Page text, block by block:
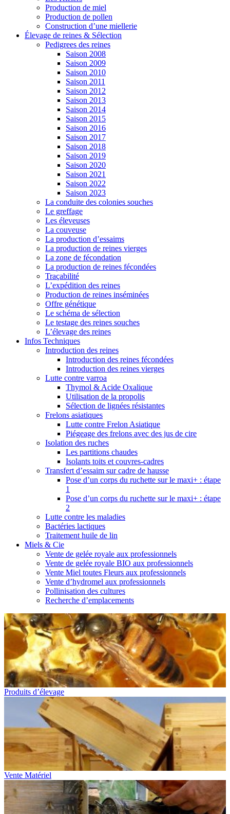
Production de miel
Production de pollen
Construction d’une miellerie
Élevage de reines & Sélection
Pedigrees des reines
Saison 2008
Saison 2009
Saison 2010
Saison 2011
Saison 2012
Saison 2013
Saison 2014
Saison 2015
Saison 2016
Saison 2017
Saison 2018
Saison 2019
Saison 2020
Saison 2021
Saison 2022
Saison 2023
La conduite des colonies souches
Le greffage
Les éleveuses
La couveuse
La production d’essaims
La production de reines vierges
La zone de fécondation
La production de reines fécondées
Traçabilité
L’expédition des reines
Production de reines inséminées
Offre génétique
Le schéma de sélection
Le testage des reines souches
L’élevage des reines
Infos Techniques
Introduction des reines
Introduction des reines fécondées
Introduction des reines vierges
Lutte contre varroa
Thymol & Acide Oxalique
Utilisation de la propolis
Sélection de lignées résistantes
Frelons asiatiques
Lutte contre Frelon Asiatique
Piégeage des frelons avec des jus de cire
Isolation des ruches
Les partitions chaudes
Isolants toits et couvres-cadres
Transfert d’essaim sur cadre de hausse
Pose d’un corps du ruchette sur le maxi+ : étape
1
Pose d’un corps du ruchette sur le maxi+ : étape
2
Lutte contre les maladies
Bactéries lactiques
Traitement huile de lin
Miels & Cie
Vente de gelée royale aux professionnels
Vente de gelée royale BIO aux professionnels
Vente Miel toutes Fleurs aux professionnels
Vente d’hydromel aux professionnels
Pollinisation des cultures
Recherche d’emplacements
Produits d’élevage
Vente Matériel